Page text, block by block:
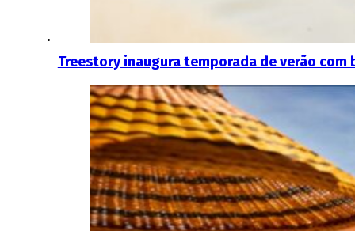
Treestory inaugura temporada de verão